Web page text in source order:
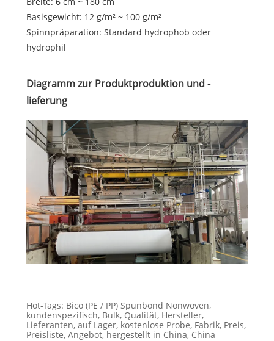
Basisgewicht: 12 g/m² ~ 100 g/m²
Spinnpräparation: Standard hydrophob oder
hydrophil
Diagramm zur Produktproduktion und -
lieferung
Hot-Tags: Bico (PE / PP) Spunbond Nonwoven,
kundenspezifisch, Bulk, Qualität, Hersteller,
Lieferanten, auf Lager, kostenlose Probe, Fabrik, Preis,
Preisliste, Angebot, hergestellt in China, China